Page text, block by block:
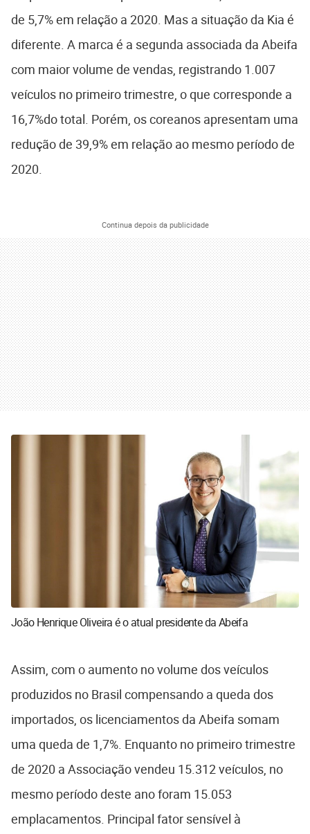
de 5,7% em relação a 2020. Mas a situação da Kia é
diferente. A marca é a segunda associada da Abeifa
com maior volume de vendas, registrando 1.007
veículos no primeiro trimestre, o que corresponde a
16,7%do total. Porém, os coreanos apresentam uma
redução de 39,9% em relação ao mesmo período de
2020.
Continua depois da publicidade
João Henrique Oliveira é o atual presidente da Abeifa
Assim, com o aumento no volume dos veículos
produzidos no Brasil compensando a queda dos
importados, os licenciamentos da Abeifa somam
uma queda de 1,7%. Enquanto no primeiro trimestre
de 2020 a Associação vendeu 15.312 veículos, no
mesmo período deste ano foram 15.053
emplacamentos. Principal fator sensível à